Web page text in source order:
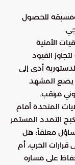
ومسبقة للحصول
الأمنية
القيود
أدى إلى
يضع المشهد
مرتقب.
المتحدة أمام
التمدد المستمر
معلقاً: هل
الحرب، أم
على مساره